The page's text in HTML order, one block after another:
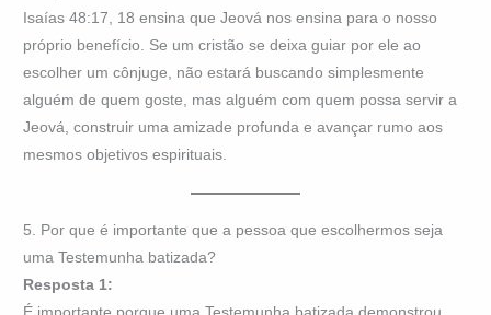
Isaías 48:17, 18 ensina que Jeová nos ensina para o nosso
próprio benefício. Se um cristão se deixa guiar por ele ao
escolher um cônjuge, não estará buscando simplesmente
alguém de quem goste, mas alguém com quem possa servir a
Jeová, construir uma amizade profunda e avançar rumo aos
mesmos objetivos espirituais.
5. Por que é importante que a pessoa que escolhermos seja
uma Testemunha batizada?
Resposta 1: